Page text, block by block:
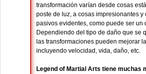
transformación varían desde cosas
poste de luz, a cosas impresionantes y
pasivos evidentes, como puede ser un
Dependiendo del tipo de daño que se
las transformaciones pueden mejorar
incluyendo velocidad, vida, daño, etc.
Legend of Martial Arts tiene muchas